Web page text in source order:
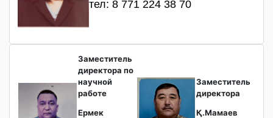
тел: 8 771 224 38 70
Заместитель
директора по
научной
работе
Ермек
Заместитель
директора
Қ.Мамаев